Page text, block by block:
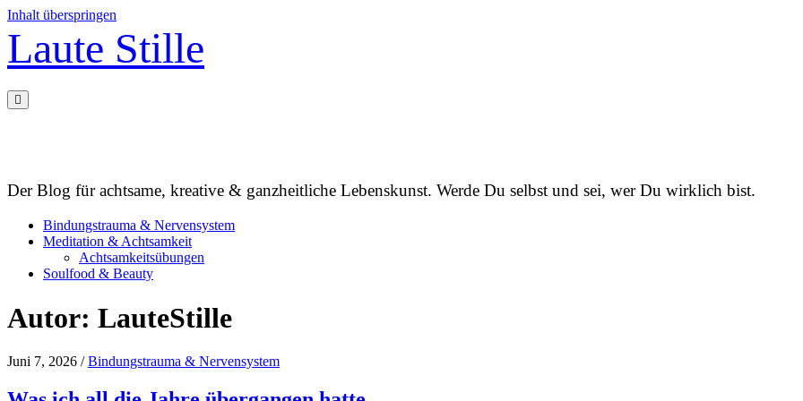
Inhalt überspringen
Laute Stille
Der Blog für achtsame, kreative & ganzheitliche Lebenskunst. Werde Du selbst und sei, wer Du wirklich bist.
Bindungstrauma & Nervensystem
Meditation & Achtsamkeit
Achtsamkeitsübungen
Soulfood & Beauty
Autor: LauteStille
Juni 7, 2026 /Bindungstrauma & Nervensystem